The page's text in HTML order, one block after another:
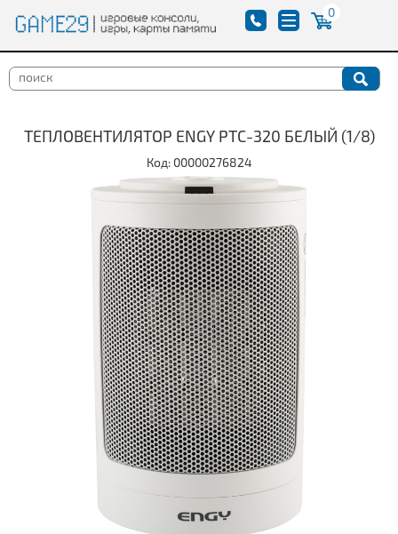
0
ТЕПЛОВЕНТИЛЯТОР ENGY РТС-320 БЕЛЫЙ (1/8)
Код: 00000276824